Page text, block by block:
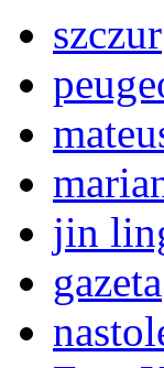
szczur
jin
gazeta